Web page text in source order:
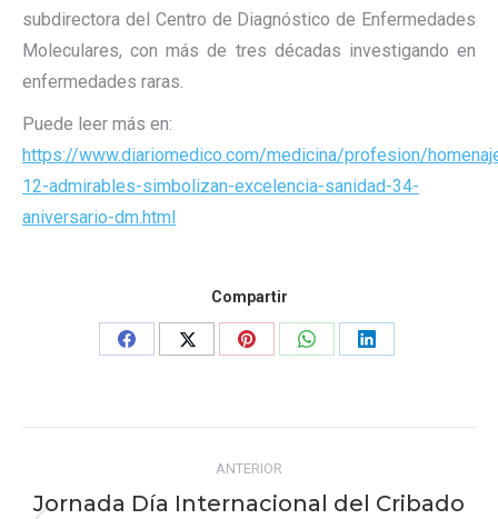
subdirectora del Centro de Diagnóstico de Enfermedades
Moleculares, con más de tres décadas investigando en
enfermedades raras.
Puede leer más en:
https://www.diariomedico.com/medicina/profesion/
12-admirables-simbolizan-excelencia-sanidad-34-
aniversario-dm.html
Compartir
Share
Share
Share
Share
Share
entre
ANTERIOR
Jornada Día Internacional del Cribado